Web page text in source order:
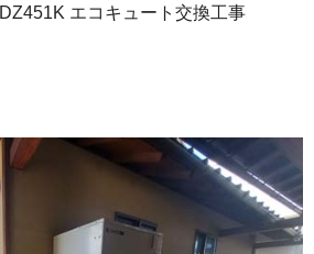
エコキュート交換工事